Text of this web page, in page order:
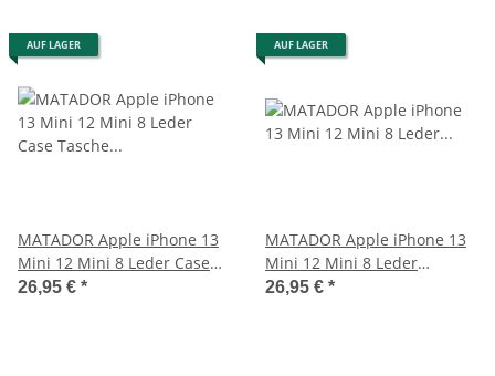
AUF LAGER
MATADOR Apple iPhone 13
Mini 12 Mini 8 Leder Case
Tasche Braun
26,95 € *
AUF LAGER
MATADOR Apple iPhone 13
Mini 12 Mini 8 Leder
Gürteltasche Clip Braun
26,95 € *